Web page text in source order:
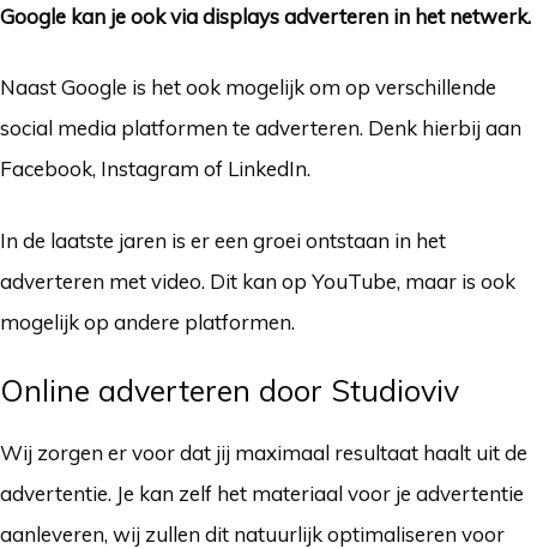
Google kan je ook via displays adverteren in het netwerk.
Naast Google is het ook mogelijk om op verschillende
social media platformen te adverteren. Denk hierbij aan
Facebook, Instagram of LinkedIn.
In de laatste jaren is er een groei ontstaan in het
adverteren met video. Dit kan op YouTube, maar is ook
mogelijk op andere platformen.
Online adverteren door Studioviv
Wij zorgen er voor dat jij maximaal resultaat haalt uit de
advertentie. Je kan zelf het materiaal voor je advertentie
aanleveren, wij zullen dit natuurlijk optimaliseren voor